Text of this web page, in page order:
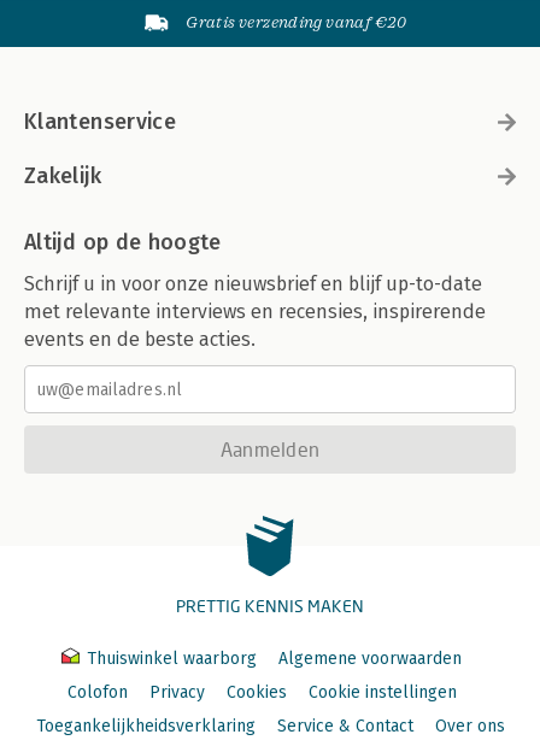
Gratis verzending vanaf €20
Klantenservice
Zakelijk
Altijd op de hoogte
Schrijf u in voor onze nieuwsbrief en blijf up-to-date
met relevante interviews en recensies, inspirerende
events en de beste acties.
Aanmelden
PRETTIG KENNIS MAKEN
Thuiswinkel waarborg
Algemene voorwaarden
Colofon
Privacy Cookies
Cookie instellingen
Toegankelijkheidsverklaring
Service & Contact Over ons